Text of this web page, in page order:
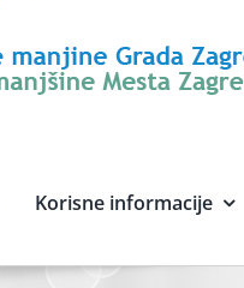
Korisne informacije